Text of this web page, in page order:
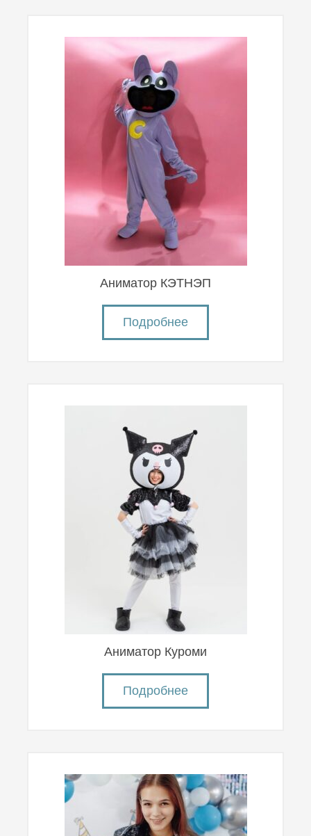
Аниматор КЭТНЭП
Подробнее
Аниматор Куроми
Подробнее